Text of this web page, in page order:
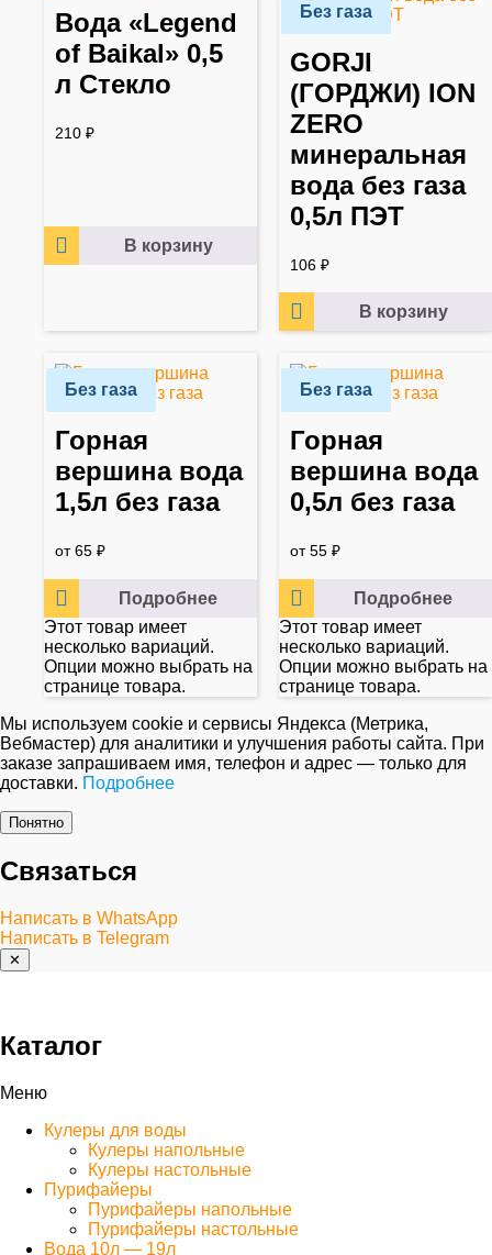
Вода «Legend
of Baikal» 0,5
л Стекло
210 ₽
В корзину
Без газа
GORJI
(ГОРДЖИ) ION
ZERO
минеральная
вода без газа
0,5л ПЭТ
106 ₽
В корзину
Без газа
Горная
вершина вода
1,5л без газа
от 65 ₽
Подробнее
Этот товар имеет
несколько вариаций.
Опции можно выбрать на
странице товара.
Без газа
Горная
вершина вода
0,5л без газа
от 55 ₽
Подробнее
Этот товар имеет
несколько вариаций.
Опции можно выбрать на
странице товара.
Мы используем cookie и сервисы Яндекса (Метрика,
Вебмастер) для аналитики и улучшения работы сайта. При
заказе запрашиваем имя, телефон и адрес — только для
доставки. Подробнее
Понятно
Связаться
Написать в WhatsApp
Написать в Telegram
✕
Каталог
Меню
Кулеры для воды
Кулеры напольные
Кулеры настольные
Пурифайеры
Пурифайеры напольные
Пурифайеры настольные
Вода 10л — 19л